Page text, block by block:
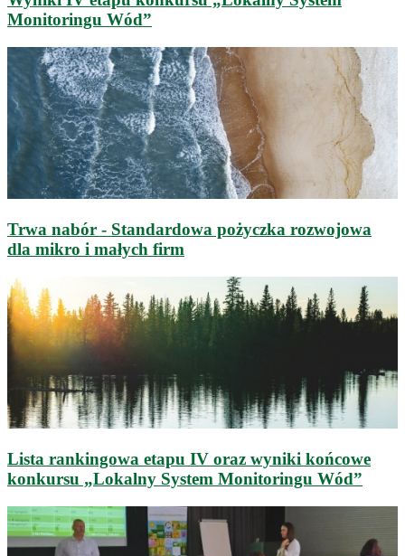
Monitoringu Wód”
Trwa nabór - Standardowa pożyczka rozwojowa
dla mikro i małych firm
Lista rankingowa etapu IV oraz wyniki końcowe
konkursu „Lokalny System Monitoringu Wód”